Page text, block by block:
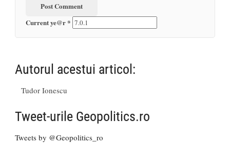
Current ye@r*
Autorul acestui articol:
Tudor Ionescu
Tweet-urile Geopolitics.ro
Tweets by @Geopolitics_ro